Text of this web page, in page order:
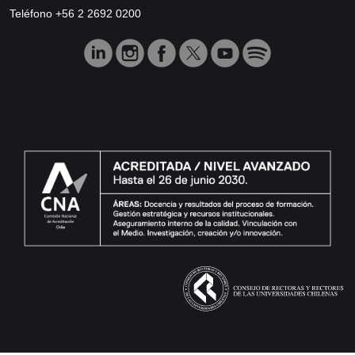
Teléfono +56 2 2692 0200